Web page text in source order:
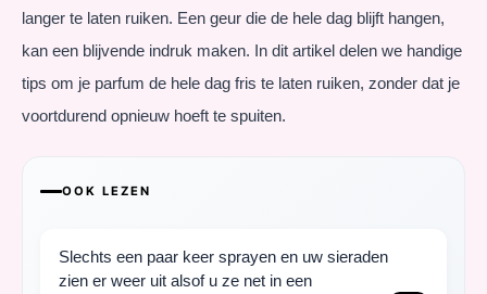
langer te laten ruiken. Een geur die de hele dag blijft hangen,
kan een blijvende indruk maken. In dit artikel delen we handige
tips om je parfum de hele dag fris te laten ruiken, zonder dat je
voortdurend opnieuw hoeft te spuiten.
OOK LEZEN
Slechts een paar keer sprayen en uw sieraden
zien er weer uit alsof u ze net in een